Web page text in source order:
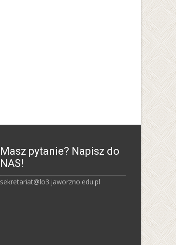
Masz pytanie? Napisz do
NAS!
sekretariat@lo3.jaworzno.edu.pl